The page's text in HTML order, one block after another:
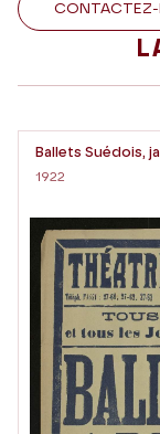
CONTACTEZ-
Ballets Suédois,
1922